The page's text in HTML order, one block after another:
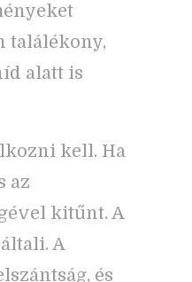
találékony,
alatt is
kell. Ha
az
kitűnt. A
A
és